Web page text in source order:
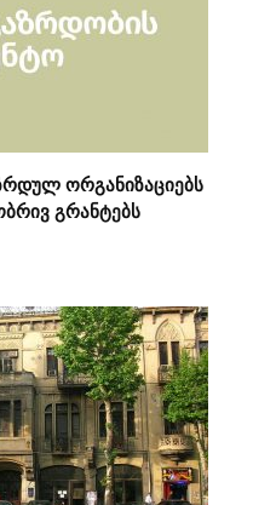
ორგანიზაციებს
გრანტებს